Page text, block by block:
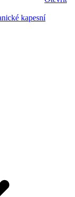
kapesní